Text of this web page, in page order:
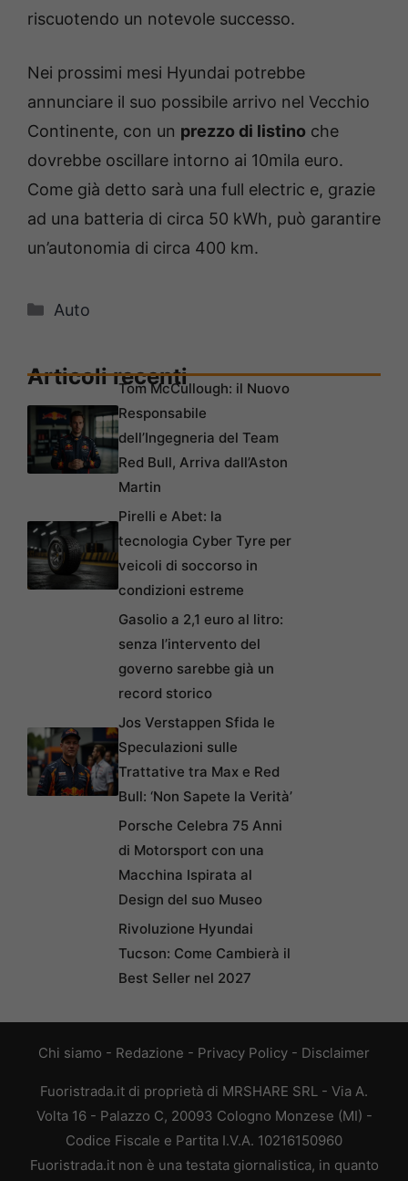
riscuotendo un notevole successo.
Nei prossimi mesi Hyundai potrebbe
annunciare il suo possibile arrivo nel Vecchio
Continente, con un prezzo di listino che
dovrebbe oscillare intorno ai 10mila euro.
Come già detto sarà una full electric e, grazie
ad una batteria di circa 50 kWh, può garantire
un’autonomia di circa 400 km.
Categorie
Auto
Articoli recentiTom McCullough: il Nuovo
Responsabile
dell’Ingegneria del Team
Red Bull, Arriva dall’Aston
Martin
Pirelli e Abet: la
tecnologia Cyber Tyre per
veicoli di soccorso in
condizioni estreme
Gasolio a 2,1 euro al litro:
senza l’intervento del
governo sarebbe già un
record storico
Jos Verstappen Sfida le
Speculazioni sulle
Trattative tra Max e Red
Bull: ‘Non Sapete la Verità’
Porsche Celebra 75 Anni
di Motorsport con una
Macchina Ispirata al
Design del suo Museo
Rivoluzione Hyundai
Tucson: Come Cambierà il
Best Seller nel 2027
Chi siamo - Redazione - Privacy Policy - Disclaimer
Fuoristrada.it di proprietà di MRSHARE SRL - Via A.
Volta 16 - Palazzo C, 20093 Cologno Monzese (MI) -
Codice Fiscale e Partita I.V.A. 10216150960
Fuoristrada.it non è una testata giornalistica, in quanto